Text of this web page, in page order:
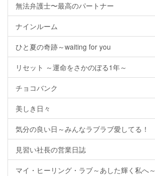
無法弁護士〜最高のパートナー
ナインルーム
ひと夏の奇跡～waiting for you
リセット ～運命をさかのぼる1年～
チョコバンク
美しき日々
気分の良い日～みんなラブラブ愛してる！
見習い社長の営業日誌
マイ・ヒーリング・ラブ～あした輝く私へ～